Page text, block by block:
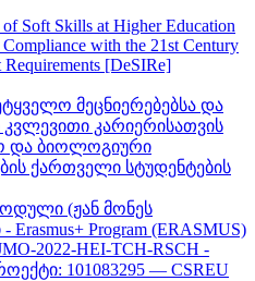
Soft Skills at Higher Education
with the 21st Century
[DeSIRe]
მეცნიერებებსა და
კვლევითი კარიერისათვის
და ბიოლოგიური
ქართველი სტუდენტების
(ჟან მონეს
Erasmus+ Program (ERASMUS)
2022-HEI-TCH-RSCH -
101083295 — CSREU